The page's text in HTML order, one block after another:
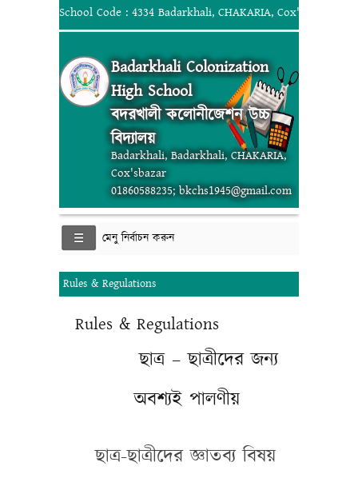
School Code : 4334 Badarkhali, CHAKARIA, Cox'sbazar;
Badarkhali Colonization
High School
বদরখালী কলোনীজেশন উচ্চ
বিদ্যালয়
Badarkhali, Badarkhali, CHAKARIA,
Cox'sbazar
01860588235; bkchs1945@gmail.com
মেনু নির্বাচন করুন
Rules & Regulations
Rules & Regulations
ছাত্র – ছাত্রীদের জন্য
অবশ্যই পালণীয়
ছাত্র-ছাত্রীদের জ্ঞাতব্য বিষয়